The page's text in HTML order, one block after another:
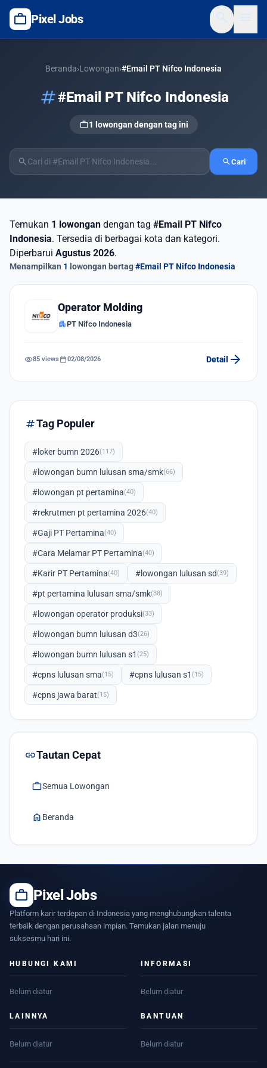
work Pixel Jobs
Beranda›Lowongan›#Email PT Nifco Indonesia
tag#Email PT Nifco Indonesia
work1 lowongan dengan tag ini
search searchCari
Temukan 1 lowongan dengan tag #Email PT Nifco
Indonesia. Tersedia di berbagai kota dan kategori.
Diperbarui Agustus 2026.
Menampilkan 1 lowongan bertag#Email PT Nifco Indonesia
Operator Molding
apartmentPT Nifco Indonesia
visibility85 views calendar_today02/08/2026 Detail arrow_forward
tagTag Populer
#loker bumn 2026(117)
#lowongan bumn lulusan sma/smk(66)
#lowongan pt pertamina(40)
#rekrutmen pt pertamina 2026(40)
#Gaji PT Pertamina(40)
#Cara Melamar PT Pertamina(40)
#Karir PT Pertamina(40) #lowongan lulusan sd(39)
#pt pertamina lulusan sma/smk(38)
#lowongan operator produksi(33)
#lowongan bumn lulusan d3(26)
#lowongan bumn lulusan s1 (25)
#cpns lulusan sma(15) #cpns lulusan s1 (15)
#cpns jawa barat(15)
linkTautan Cepat
workSemua Lowongan
home Beranda
work Pixel Jobs
Platform karir terdepan di Indonesia yang menghubungkan talenta
terbaik dengan perusahaan impian. Temukan jalan menuju
suksesmu hari ini.
HUBUNGI KAMI
Belum diatur
INFORMASI
Belum diatur
LAINNYA
Belum diatur
BANTUAN
Belum diatur